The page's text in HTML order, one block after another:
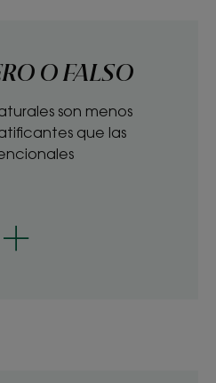
O FALSO
son menos
que las